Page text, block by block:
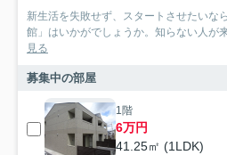
新生活を失敗せず、スタートさせたいな
館」はいかがでしょうか。知らない人が
見る
募集中の部屋
1階
6万円
41.25㎡ (1LDK)